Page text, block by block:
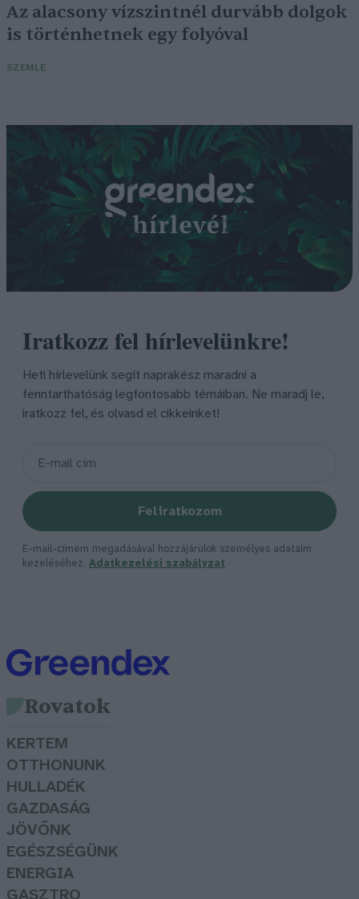
Az alacsony vízszintnél durvább dolgok
is történhetnek egy folyóval
SZEMLE
Iratkozz fel hírlevelünkre!
Heti hírlevelünk segít naprakész maradni a
fenntarthatóság legfontosabb témáiban. Ne maradj le,
iratkozz fel, és olvasd el cikkeinket!
Feliratkozom
E-mail-címem megadásával hozzájárulok személyes adataim
kezeléséhez. Adatkezelési szabályzat
Rovatok
KERTEM
OTTHONUNK
HULLADÉK
GAZDASÁG
JÖVŐNK
EGÉSZSÉGÜNK
ENERGIA
GASZTRO